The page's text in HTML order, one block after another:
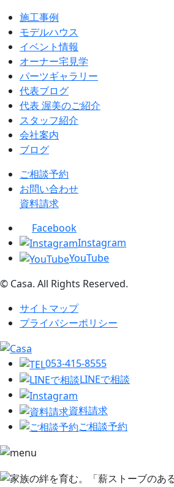
施工事例
モデルハウス
イベント情報
オーナー宅見学
パーツギャラリー
代表ブログ
代表 渥美のご紹介
スタッフ紹介
会社案内
ブログ
ご相談予約
お問い合わせ
資料請求
Facebook
Instagram
YouTube
© Casa. All Rights Reserved.
サイトマップ
プライバシーポリシー
053-415-8555
LINEで相談
資料請求
ご相談予約